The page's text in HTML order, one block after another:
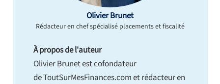
Olivier Brunet
Rédacteur en chef spécialisé placements et fiscalité
À propos de l'auteur
Olivier Brunet est cofondateur
de ToutSurMesFinances.com et rédacteur en